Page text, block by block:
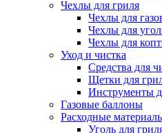
Чехлы для гриля
Чехлы для
Чехлы для
Чехлы для
Уход и чистка
Средства для
Щетки для
Инструменты
Газовые баллоны
Расходные
Уголь для